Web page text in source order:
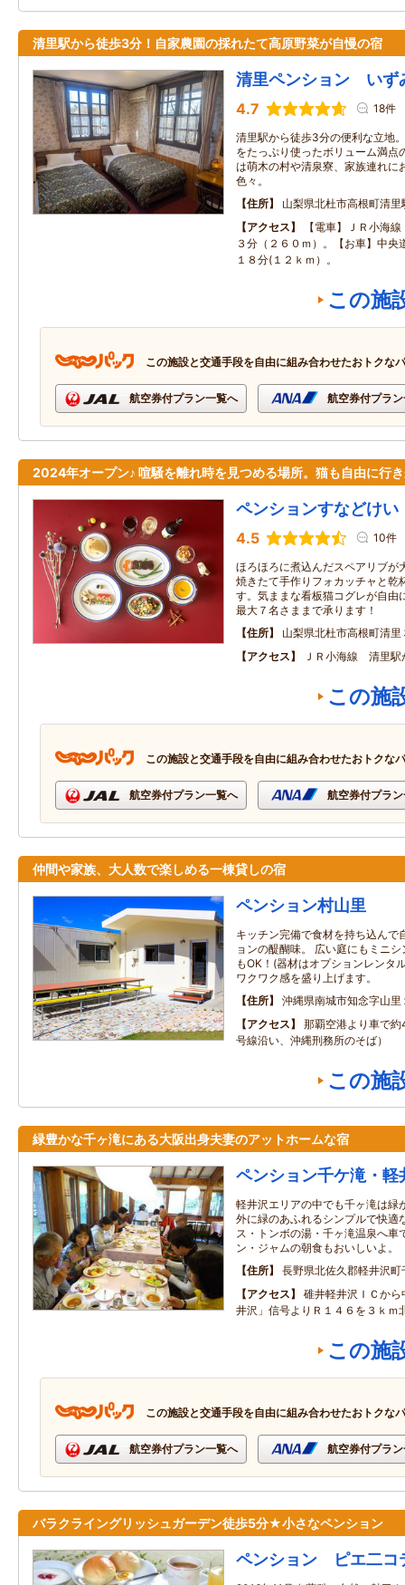
清里駅から徒歩3分！自家農園の採れたて高原野菜が自慢の宿
清里ペンション いず
4.7 18件
清里駅から徒歩3分の便利な立地
をたっぷり使ったボリューム満点
は萌木の村や清泉寮、家族連れに
色々。
住所
山梨県北杜市高根町清
アクセス
【電車】ＪＲ小海
３分（２６０ｍ）。【お車】中央
１８分(１２ｋｍ）。
この施
この施設と交通手段を自由に組み合わせたおトクな
航空券付プラン一覧へ 航空券付プラ
2024年オープン♪ 喧騒を離れ時を見つめる場所。猫も自由に行
ペンションすなどけい
4.5 10件
ほろほろに煮込んだスペアリブが
焼きたて手作りフォカッチャと乾
す。気ままな看板猫コグレが自由
最大７名さままで承ります！
住所
山梨県北杜市高根町清
アクセス
ＪＲ小海線 清里駅
この施
この施設と交通手段を自由に組み合わせたおトクな
航空券付プラン一覧へ 航空券付プラ
仲間や家族、大人数で楽しめる一棟貸しの宿
ペンション村山里
キッチン完備で食材を持ち込んで
ョンの醍醐味。 広い庭にもミニ
もOK！(器材はオプションレンタ
ワクワク感を盛り上げます。
住所
沖縄県南城市知念字山里
アクセス
那覇空港より車で
号線沿い、沖縄刑務所のそば）
この施
緑豊かな千ヶ滝にある大阪出身夫妻のアットホームな宿
ペンション千ケ滝・軽
軽井沢エリアの中でも千ヶ滝は緑
外に緑のあふれるシンプルで快適
ス・トンボの湯・千ヶ滝温泉へ車
ン・ジャムの朝食もおいしいよ。
住所
長野県北佐久郡軽井沢
アクセス
碓井軽井沢ＩＣか
井沢」信号よりＲ１４６を３ｋｍ
この施
この施設と交通手段を自由に組み合わせたおトクな
航空券付プラン一覧へ 航空券付プラ
バラクライングリッシュガーデン徒歩5分★小さなペンション
ペンション ピエ二コ